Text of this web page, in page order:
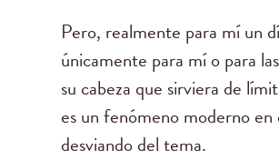
Pero, realmente para mí un
únicamente para mí o para
su cabeza que sirviera de
es un fenómeno moderno
desviando del tema.